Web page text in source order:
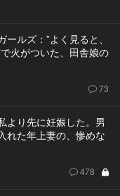
ルズ：”よく見ると、
火がついた、田舎娘の
73
より先に妊娠した。男
れた年上妻の、惨めな
478